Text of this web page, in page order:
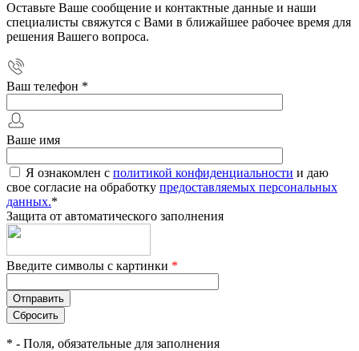
Оставьте Ваше сообщение и контактные данные и наши
специалисты свяжутся с Вами в ближайшее рабочее время для
решения Вашего вопроса.
Ваш телефон *
Ваше имя
Я ознакомлен с политикой конфиденциальности и даю
свое согласие на обработку предоставляемых персональных
данных.*
Защита от автоматического заполнения
Введите символы с картинки *
* - Поля, обязательные для заполнения